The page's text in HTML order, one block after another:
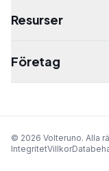
Resurser
Företag
© 2026 Volteruno. Alla
IntegritetVillkor